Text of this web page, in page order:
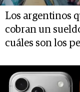
Los argentinos
cobran un
cuáles son los